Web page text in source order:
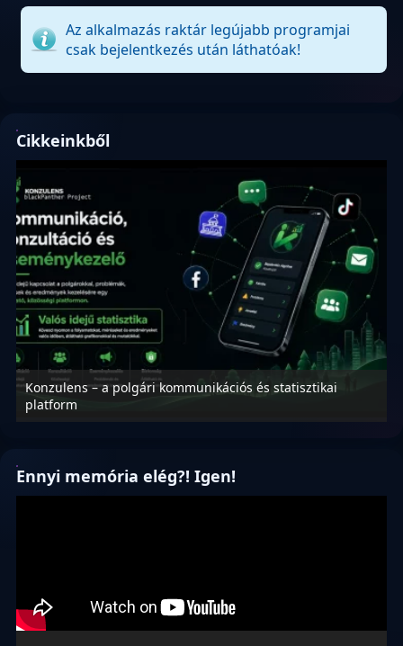
Az alkalmazás raktár legújabb programjai
csak bejelentkezés után láthatóak!
Cikkeinkből
Konzulens – a polgári kommunikációs és statisztikai
platform
Ennyi memória elég?! Igen!